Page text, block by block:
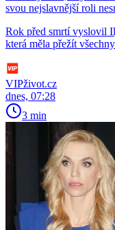
svou nejslavnější roli
Rok před smrtí vyslovil
která měla přežít
VIPživot.cz
dnes, 07:28
3 min